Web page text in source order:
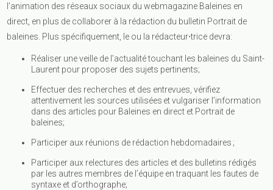
l’animation des réseaux sociaux du webmagazine Baleines en
direct, en plus de collaborer à la rédaction du bulletin Portrait de
baleines. Plus spécifiquement, le ou la rédacteur⋅trice devra:
Réaliser une veille de l’actualité touchant les baleines du Saint-
Laurent pour proposer des sujets pertinents;
Effectuer des recherches et des entrevues, vérifiez
attentivement les sources utilisées et vulgariser l’information
dans des articles pour Baleines en direct et Portrait de
baleines;
Participer aux réunions de rédaction hebdomadaires ;
Participer aux relectures des articles et des bulletins rédigés
par les autres membres de l’équipe en traquant les fautes de
syntaxe et d’orthographe;